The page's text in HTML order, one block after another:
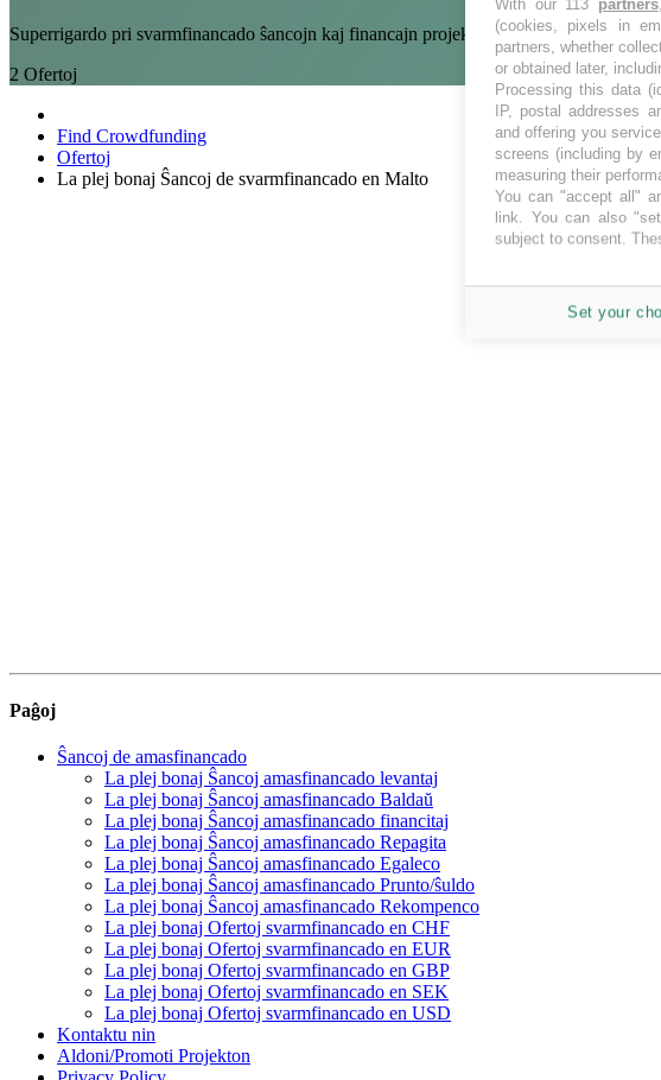
Superrigardo pri svarmfinancado ŝancojn kaj financajn projektojn en Malto por
2 Ofertoj
Find Crowdfunding
Ofertoj
La plej bonaj Ŝancoj de svarmfinancado en Malto
Paĝoj
Ŝancoj de amasfinancado
La plej bonaj Ŝancoj amasfinancado levantaj
La plej bonaj Ŝancoj amasfinancado Baldaŭ
La plej bonaj Ŝancoj amasfinancado financitaj
La plej bonaj Ŝancoj amasfinancado Repagita
La plej bonaj Ŝancoj amasfinancado Egaleco
La plej bonaj Ŝancoj amasfinancado Prunto/ŝuldo
La plej bonaj Ŝancoj amasfinancado Rekompenco
La plej bonaj Ofertoj svarmfinancado en CHF
La plej bonaj Ofertoj svarmfinancado en EUR
La plej bonaj Ofertoj svarmfinancado en GBP
La plej bonaj Ofertoj svarmfinancado en SEK
La plej bonaj Ofertoj svarmfinancado en USD
Kontaktu nin
Aldoni/Promoti Projekton
With our 113 partners
(cookies, pixels in
partners, whether
or obtained later,
Processing this data
IP, postal addresses
and offering you
screens (including by
measuring their
You can "accept all"
link. You can also
subject to consent.
Set your